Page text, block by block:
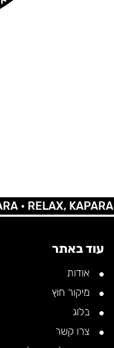
KAPARA •
עוד באתר
אודות
מיקור חוץ
בלוג
צרו קשר